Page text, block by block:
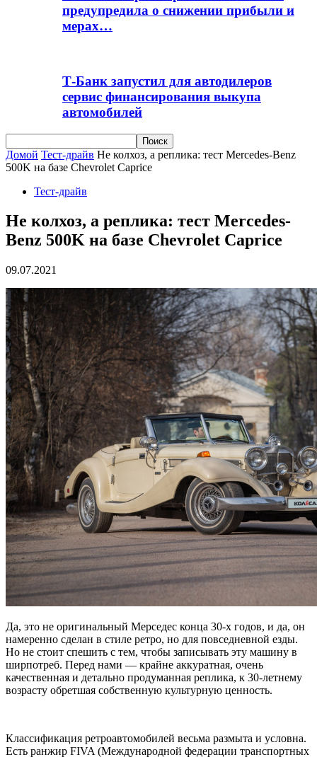
предупредила о снижении прибыли и
мерах…
Т-Банк запустил для автодилеров
сервис финансирования выкупа
автомобилей
Домой Тест-драйв Не колхоз, а реплика: тест Mercedes-Benz
500K на базе Chevrolet Caprice
Тест-драйв
Не колхоз, а реплика: тест Mercedes-
Benz 500K на базе Chevrolet Caprice
09.07.2021
Да, это не оригинальный Мерседес конца 30-х годов, и да, он
намеренно сделан в стиле ретро, но для повседневной езды.
Но не стоит спешить с тем, чтобы записывать эту машину в
ширпотреб. Перед нами — крайне аккуратная, очень
качественная и детально продуманная реплика, к 30-летнему
возрасту обретшая собственную культурную ценность.
Классификация ретроавтомобилей весьма размыта и условна.
Есть ранжир FIVA (Международной федерации транспортных